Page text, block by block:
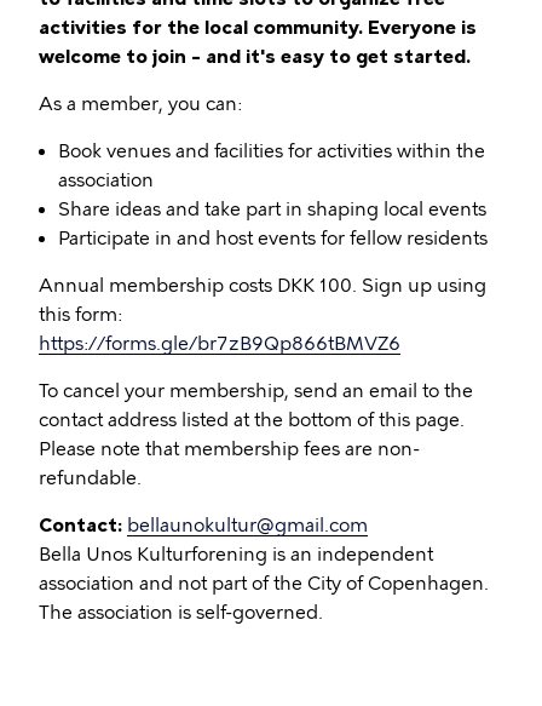
activities for the local community. Everyone is
welcome to join – and it's easy to get started.
As a member, you can:
Book venues and facilities for activities within the
association
Share ideas and take part in shaping local events
Participate in and host events for fellow residents
Annual membership costs DKK 100. Sign up using
this form:
https://forms.gle/br7zB9Qp866tBMVZ6
To cancel your membership, send an email to the
contact address listed at the bottom of this page.
Please note that membership fees are non-
refundable.
Contact: bellaunokultur@gmail.com
Bella Unos Kulturforening is an independent
association and not part of the City of Copenhagen.
The association is self-governed.